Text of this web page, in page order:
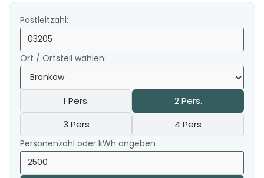
Postleitzahl:
Ort / Ortsteil wählen:
1 Pers.
2 Pers.
3 Pers
4 Pers
Personenzahl oder kWh angeben